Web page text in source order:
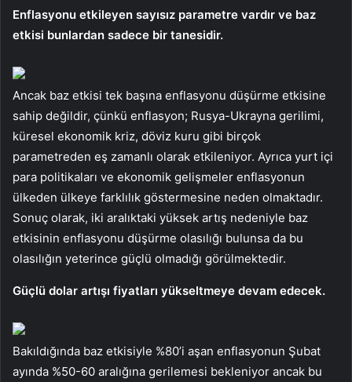
Enflasyonu etkileyen sayısız parametre vardır ve baz
etkisi bunlardan sadece bir tanesidir.
Ancak baz etkisi tek başına enflasyonu düşürme etkisine
sahip değildir, çünkü enflasyon; Rusya-Ukrayna gerilimi,
küresel ekonomik kriz, döviz kuru gibi birçok
parametreden eş zamanlı olarak etkileniyor. Ayrıca yurt içi
para politikaları ve ekonomik gelişmeler enflasyonun
ülkeden ülkeye farklılık göstermesine neden olmaktadır.
Sonuç olarak, iki aralıktaki yüksek artış nedeniyle baz
etkisinin enflasyonu düşürme olasılığı bulunsa da bu
olasılığın yeterince güçlü olmadığı görülmektedir.
Güçlü dolar artışı fiyatları yükseltmeye devam edecek.
Bakıldığında baz etkisiyle %80’i aşan enflasyonun Şubat
ayında %50-60 aralığına gerilemesi bekleniyor ancak bu